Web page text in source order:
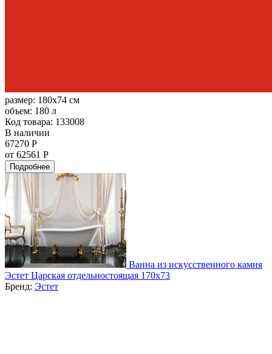
размер: 180x74 см
объем: 180 л
Код товара: 133008
В наличии
67270 Р
от 62561 Р
Подробнее
Ванна из искусственного камня
Эстет Царская отдельностоящая 170x73
Бренд: Эстет